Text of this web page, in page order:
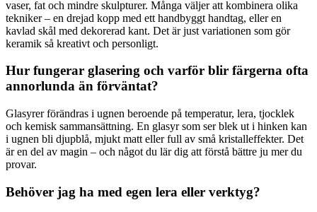
vaser, fat och mindre skulpturer. Många väljer att kombinera olika
tekniker – en drejad kopp med ett handbyggt handtag, eller en
kavlad skål med dekorerad kant. Det är just variationen som gör
keramik så kreativt och personligt.
Hur fungerar glasering och varför blir färgerna ofta
annorlunda än förväntat?
Glasyrer förändras i ugnen beroende på temperatur, lera, tjocklek
och kemisk sammansättning. En glasyr som ser blek ut i hinken kan
i ugnen bli djupblå, mjukt matt eller full av små kristalleffekter. Det
är en del av magin – och något du lär dig att förstå bättre ju mer du
provar.
Behöver jag ha med egen lera eller verktyg?